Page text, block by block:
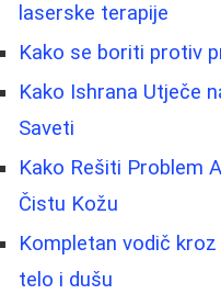
laserske terapije
Kako se boriti protiv
Kako Ishrana Utječe
Saveti
Kako Rešiti Problem
Čistu Kožu
Kompletan vodič
telo i dušu